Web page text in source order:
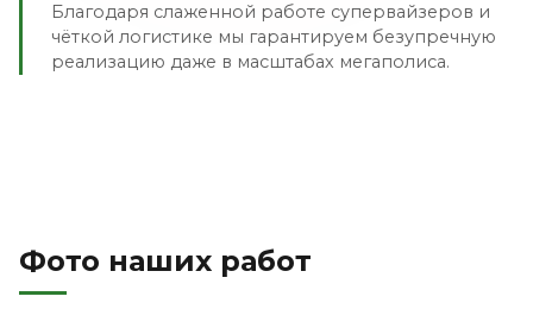
Благодаря слаженной работе супервайзеров и
чёткой логистике мы гарантируем безупречную
реализацию даже в масштабах мегаполиса.
Фото наших работ